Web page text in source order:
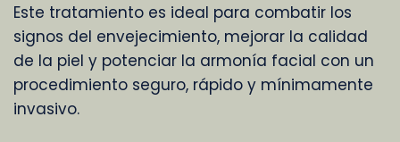
Este tratamiento es ideal para combatir los
signos del envejecimiento, mejorar la calidad
de la piel y potenciar la armonía facial con un
procedimiento seguro, rápido y mínimamente
invasivo.